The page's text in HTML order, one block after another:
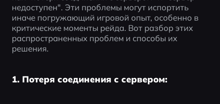
недоступен". Эти проблемы могут испортить
иначе погружающий игровой опыт, особенно в
критические моменты рейда. Вот разбор этих
распространенных проблем и способы их
решения.
1. Потеря соединения с сервером: